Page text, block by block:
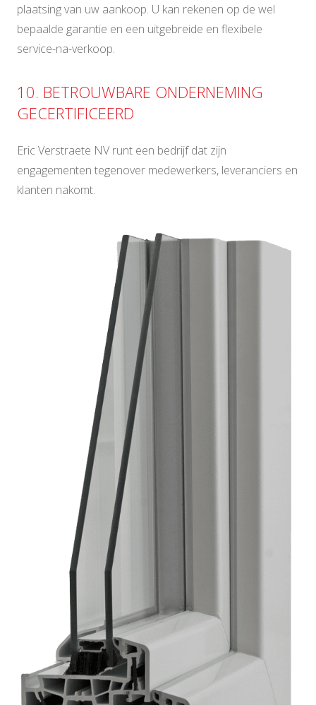
plaatsing van uw aankoop. U kan rekenen op de wel
bepaalde garantie en een uitgebreide en flexibele
service-na-verkoop.
10. BETROUWBARE ONDERNEMING
GECERTIFICEERD
Eric Verstraete NV runt een bedrijf dat zijn
engagementen tegenover medewerkers, leveranciers en
klanten nakomt.